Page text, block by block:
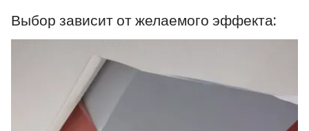
Выбор зависит от желаемого эффекта: